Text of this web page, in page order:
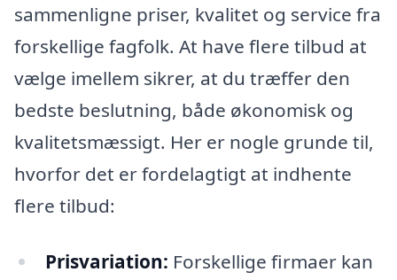
sammenligne priser, kvalitet og service fra
forskellige fagfolk. At have flere tilbud at
vælge imellem sikrer, at du træffer den
bedste beslutning, både økonomisk og
kvalitetsmæssigt. Her er nogle grunde til,
hvorfor det er fordelagtigt at indhente
flere tilbud:
Prisvariation: Forskellige firmaer kan